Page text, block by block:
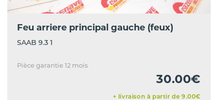
Feu arriere principal gauche (feux)
SAAB 9.3 1
Pièce garantie 12 mois
30.00€
+ livraison à partir de 9.00€